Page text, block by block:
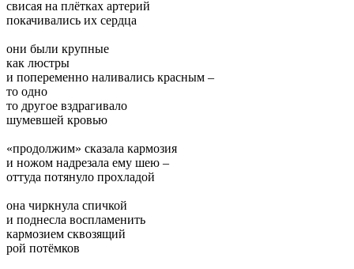
свисая на плётках артерий
покачивались их сердца
они были крупные
как люстры
и попеременно наливались красным –
то одно
то другое вздрагивало
шумевшей кровью
«продолжим» сказала кармозия
и ножом надрезала ему шею –
оттуда потянуло прохладой
она чиркнула спичкой
и поднесла воспламенить
кармозием сквозящий
рой потёмков